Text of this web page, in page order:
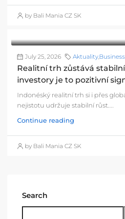
by Bali Mania CZ SK
July 25, 2026 Aktuality,Business
Realitní trh zůstává
investory je to pozitivní
Indonéský realitní trh si i přes
nejistotu udržuje stabilní růst....
Continue reading
by Bali Mania CZ SK
Search